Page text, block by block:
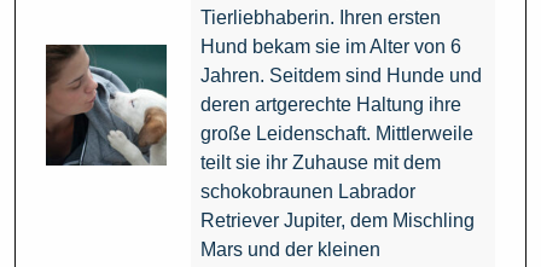
Tierliebhaberin. Ihren ersten
Hund bekam sie im Alter von 6
Jahren. Seitdem sind Hunde und
deren artgerechte Haltung ihre
große Leidenschaft. Mittlerweile
teilt sie ihr Zuhause mit dem
schokobraunen Labrador
Retriever Jupiter, dem Mischling
Mars und der kleinen